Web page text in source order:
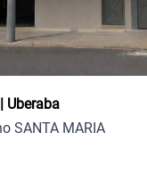
Uberaba
SANTA MARIA